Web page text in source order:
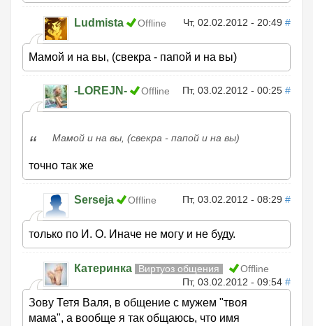
Ludmista Offline Чт, 02.02.2012 - 20:49 #
Мамой и на вы, (свекра - папой и на вы)
-LOREJN- Offline Пт, 03.02.2012 - 00:25 #
Мамой и на вы, (свекра - папой и на вы)
точно так же
Serseja Offline Пт, 03.02.2012 - 08:29 #
только по И. О. Иначе не могу и не буду.
Катеринка Виртуоз общения
Offline
Пт, 03.02.2012 - 09:54 #
Зову Тетя Валя, в общение с мужем "твоя
мама", а вообще я так общаюсь, что имя